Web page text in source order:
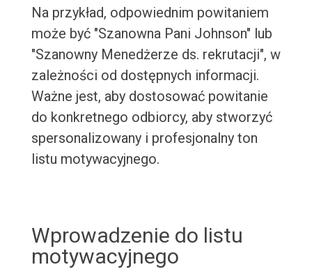
Na przykład, odpowiednim powitaniem
może być "Szanowna Pani Johnson" lub
"Szanowny Menedżerze ds. rekrutacji", w
zależności od dostępnych informacji.
Ważne jest, aby dostosować powitanie
do konkretnego odbiorcy, aby stworzyć
spersonalizowany i profesjonalny ton
listu motywacyjnego.
Wprowadzenie do listu
motywacyjnego